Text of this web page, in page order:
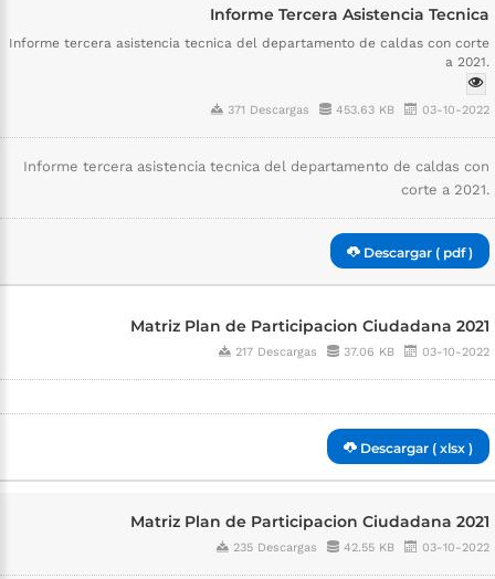
Informe Tercera Asistencia Tecnica
Informe tercera asistencia tecnica del departamento de caldas con corte
a 2021.
371 Descargas 453.63 KB 03-10-2022
Informe tercera asistencia tecnica del departamento de caldas con
corte a 2021.
Descargar ( pdf )
Matriz Plan de Participacion Ciudadana 2021
217 Descargas 37.06 KB 03-10-2022
Descargar ( xlsx )
Matriz Plan de Participacion Ciudadana 2021
235 Descargas 42.55 KB 03-10-2022